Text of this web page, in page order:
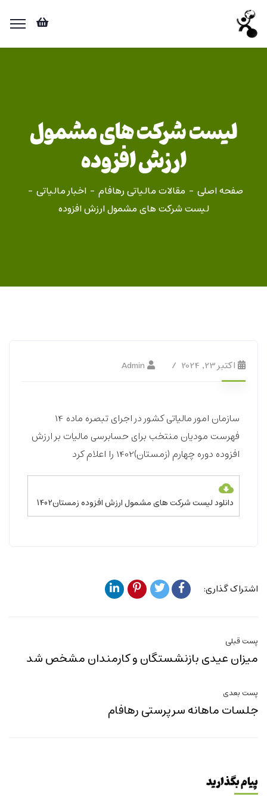
لیست شرکت های مشمول
ارزش افزوده
صفحه اصلی مقالات مالیاتی رهافام
اخبار مالیاتی
لیست شرکت های مشمول ارزش افزوده
اکتبر 23, 2024 Admin
سازمان امور مالیاتی کشور در اجرای تبصره ماده 14
فهرست مودیان منتخب برای حسابرسی مالیات بر ارزش
افزوده دوره چهارم (زمستان)1402 را اعلام کرد
دانلود لیست شرکت های مشمول ارزش افزوده زمستان1402
اشتراک گذاری:
پست قبلی
میزان عیدی بازنشستگان و کارمندان مشخص شد
پست بعدی
جلسات ماهانه سرپرستی رهافام
پیام بگذارید